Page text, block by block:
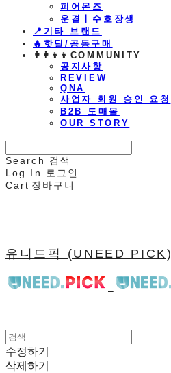
피어몬즈
운결ㅣ수호장생
📍기타 브랜드
🔥핫딜/공동구매
👩‍👩‍👦‍👦COMMUNITY
공지사항
REVIEW
QNA
사업자 회원 승인 요청
B2B 도매몰
OUR STORY
Search
검색
Log In
로그인
Cart 장바구니
유니드픽 (UNEED PICK)
수정하기
삭제하기